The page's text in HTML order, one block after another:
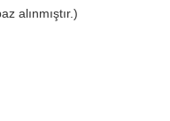
alınmıştır.)